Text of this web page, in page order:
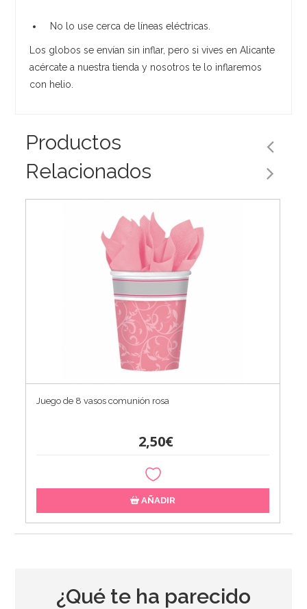
No lo use cerca de líneas eléctricas.
Los globos se envían sin inflar, pero si vives en Alicante
acércate a nuestra tienda y nosotros te lo inflaremos
con helio.
Productos
Relacionados
Juego de 8 vasos comunión rosa
2,50€
AÑADIR
¿Qué te ha parecido